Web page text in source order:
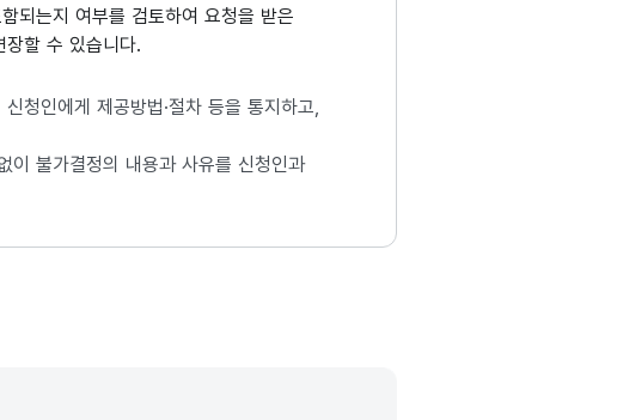
되는지 여부를 검토하여 요청을 받은
할 수 있습니다.
청인에게 제공방법·절차 등을 통지하고,
이 불가결정의 내용과 사유를 신청인과